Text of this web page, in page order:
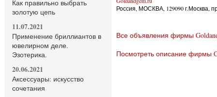
Как правильно выбрать
золотую цепь
11.07.2021
Применение бриллиантов в
ювелирном деле.
Эзотерика.
20.06.2021
Аксессуары: искусство
сочетания
Россия, МОСКВА, 129090 г.Москва,
Все объявления фирмы
Посмотреть описание фирмы